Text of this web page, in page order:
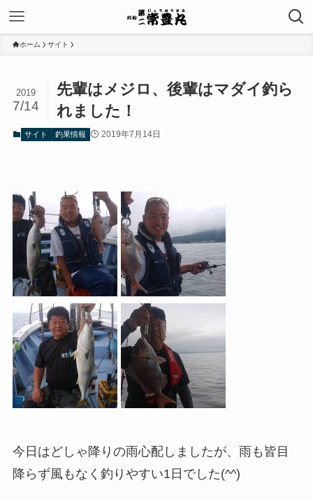
ホーム サイト
先輩はメジロ、後輩はマダイ釣ら
れました！
2019
7/14
サイト 釣果情報 2019年7月14日
今日はどしゃ降りの雨心配しましたが、雨も皆目
降らず風もなく釣りやすい1日でした(^^)